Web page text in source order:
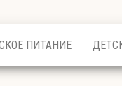
ПИТАНИЕ